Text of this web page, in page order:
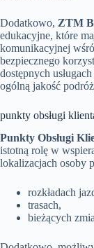
Dodatkowo, ZTM
edukacyjne, które
komunikacyjnej
bezpiecznego
dostępnych
ogólną jakość
punkty obsługi
Punkty Obsługi
istotną rolę w
lokalizacjach osoby
rozkładach
trasach,
bieżących